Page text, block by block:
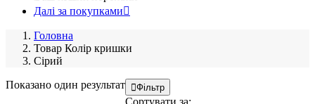
Далі за покупками
Головна
Товар Колір кришки
Сірий
Показано один результат
Фільтр
Сортувати за: